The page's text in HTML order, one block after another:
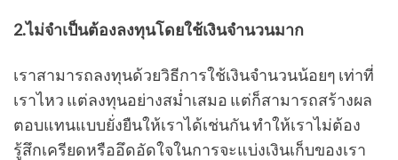
2.ไม่จำเป็นต้องลงทุนโดยใช้เงินจำนวนมาก
เราสามารถลงทุนด้วยวิธีการใช้เงินจำนวนน้อยๆ เท่าที่
เราไหว แต่ลงทุนอย่างสม่ำเสมอ แต่ก็สามารถสร้างผล
ตอบแทนแบบยั่งยืนให้เราได้เช่นกัน ทำให้เราไม่ต้อง
รู้สึกเครียดหรืออึดอัดใจในการจะแบ่งเงินเก็บของเรา